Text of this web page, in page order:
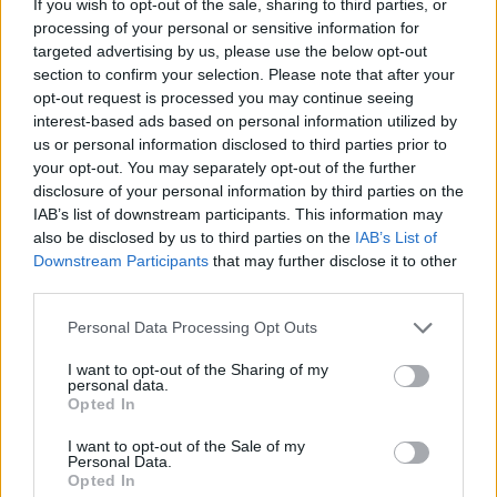
If you wish to opt-out of the sale, sharing to third parties, or
processing of your personal or sensitive information for
targeted advertising by us, please use the below opt-out
section to confirm your selection. Please note that after your
opt-out request is processed you may continue seeing
interest-based ads based on personal information utilized by
us or personal information disclosed to third parties prior to
your opt-out. You may separately opt-out of the further
disclosure of your personal information by third parties on the
IAB’s list of downstream participants. This information may
also be disclosed by us to third parties on the IAB’s List of
Downstream Participants that may further disclose it to other
Personal Data Processing Opt Outs
I want to opt-out of the Sharing of my
personal data.
Opted In
I want to opt-out of the Sale of my
Personal Data.
Opted In
Audi4ever
Publicado25 de Febrero del 2005
no te preocupes que no te estás perdiendo nada del otro mundo
Responder
Publicado25 de Febrero del 2005
ya, pero ya sabes ke hace ilusion ver el proceso de tu nuevo
coche, pero amos prefiero ke no me den los codigos a cambio
sirocoooooooooooooooooo!!!